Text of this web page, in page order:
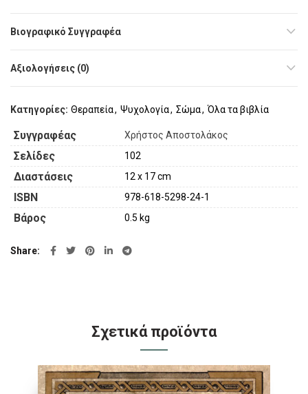
Βιογραφικό Συγγραφέα
Αξιολογήσεις (0)
Κατηγορίες: Θεραπεία, Ψυχολογία, Σώμα, Όλα τα βιβλία
Συγγραφέας Χρήστος Αποστολάκος
Σελίδες 102
Διαστάσεις 12 x 17 cm
ISBN 978-618-5298-24-1
Βάρος 0.5 kg
Share
Σχετικά προϊόντα